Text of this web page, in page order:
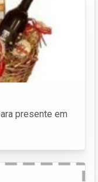
presente em